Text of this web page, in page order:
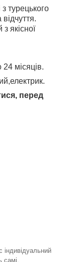
якісної
24 місяців.
перед
індивідуальний
самі.